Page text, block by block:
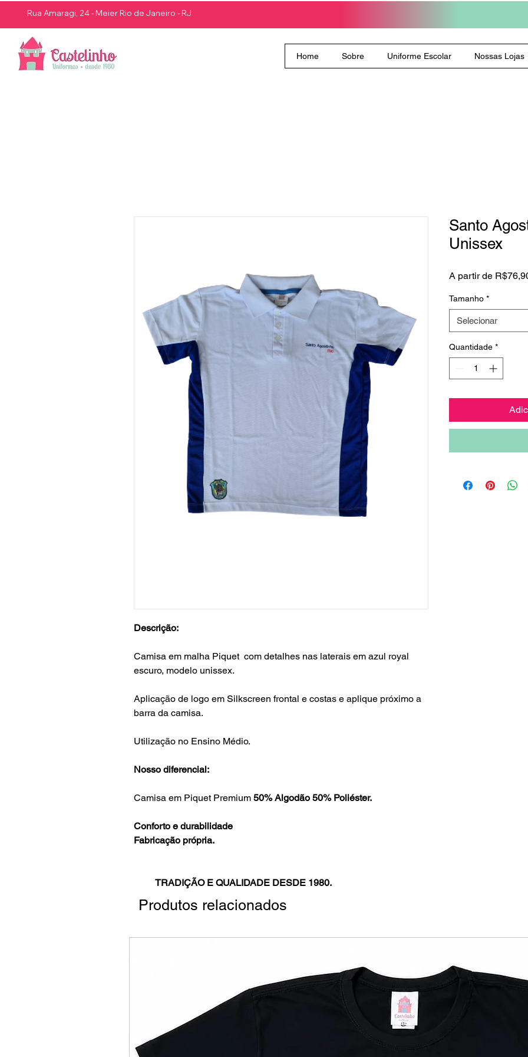
Rua Amaragi, 24 - Meier Rio de Janeiro - RJ
Home Sobre Uniforme Escolar Nossas Lojas
Descrição:
Camisa em malha Piquet com detalhes nas laterais em azul royal
escuro, modelo unissex.
Aplicação de logo em Silkscreen frontal e costas e aplique próximo a
barra da camisa.
Utilização no Ensino Médio.
Nosso diferencial:
Camisa em Piquet Premium 50% Algodão 50% Poliéster.
Conforto e durabilidade
Fabricação própria.
TRADIÇÃO E QUALIDADE DESDE 1980.
Santo
Unissex
A partir de
Tamanho *
Selecionar
Quantidade *
Produtos relacionados